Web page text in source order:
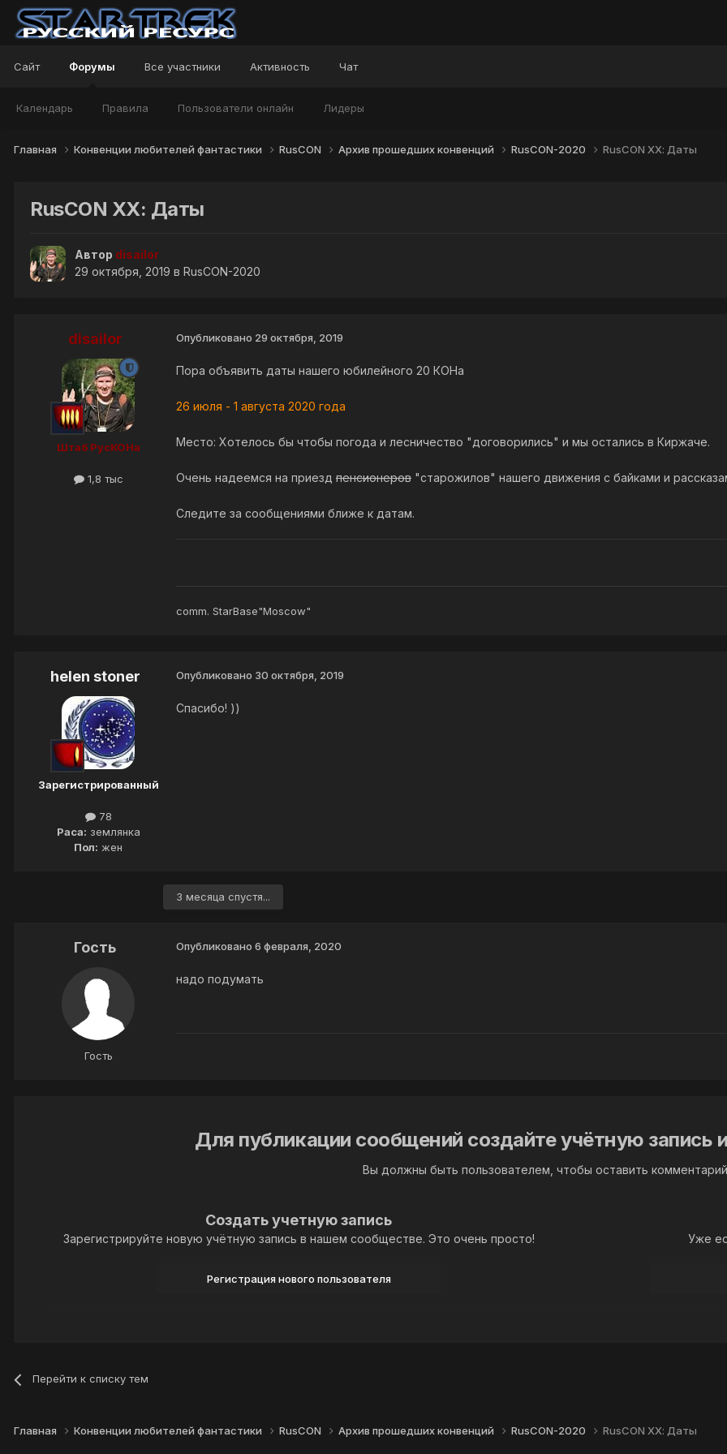
Сайт Форумы
Календарь Правила Пользователи онлайн Лидеры
Все участники Активность Чат
Главная Конвенции любителей фантастики RusCON Архив прошедших конвенций RusCON-2020 RusCON XХ: Даты
RusCON XХ: Даты
Автор disailor
29 октября, 2019 в RusCON-2020
disailor
Штаб РусКОНа
1,8 тыс
Опубликовано 29 октября, 2019
Пора объявить даты нашего юбилейного 20 КОНа
26 июля - 1 августа 2020 года
Место: Хотелось бы чтобы погода и лесничество "договорились" и мы остались в Киржаче.
Очень надеемся на приезд пенсионеров "старожилов" нашего движения с байками и
Следите за сообщениями ближе к датам.
comm. StarBase"Moscow"
helen stoner
Зарегистрированный
78
Раса: землянка
Пол: жен
Опубликовано 30 октября, 2019
Спасибо! ))
3 месяца спустя...
Гость
Гость
Опубликовано 6 февраля, 2020
надо подумать
Для публикации сообщений создайте учётную запись
Вы должны быть пользователем, чтобы оставить комментарий
Создать учетную запись
Зарегистрируйте новую учётную запись в нашем сообществе. Это очень просто!
Регистрация нового пользователя
Уже
Перейти к списку тем
Главная Конвенции любителей фантастики RusCON Архив прошедших конвенций RusCON-2020 RusCON XХ: Даты